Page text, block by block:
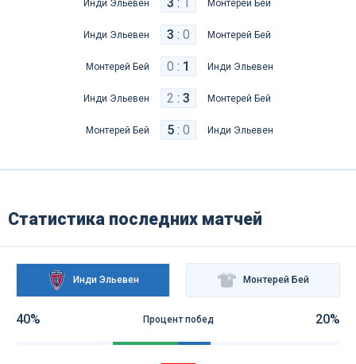
Инди Эльевен Монтерей Бей
Инди Эльевен 3 : 0 Монтерей Бей
Монтерей Бей 0 : 1 Инди Эльевен
Инди Эльевен 2 : 3 Монтерей Бей
Монтерей Бей 5: 0 Инди Эльевен
Статистика последних матчей
Инди Эльевен Монтерей Бей
40% Процент побед 20%